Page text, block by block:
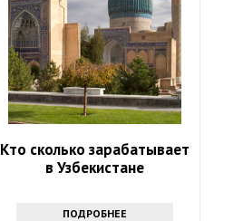
Кто сколько зарабатывает
в Узбекистане
ПОДРОБНЕЕ